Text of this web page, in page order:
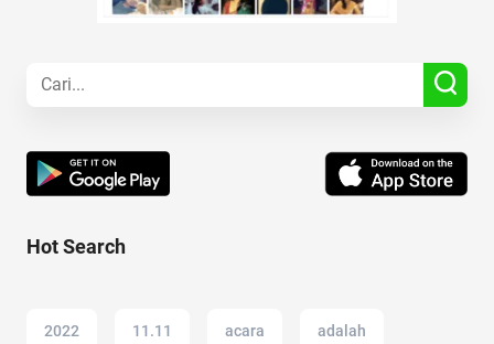
Hot Search
2022 11.11 acara adalah